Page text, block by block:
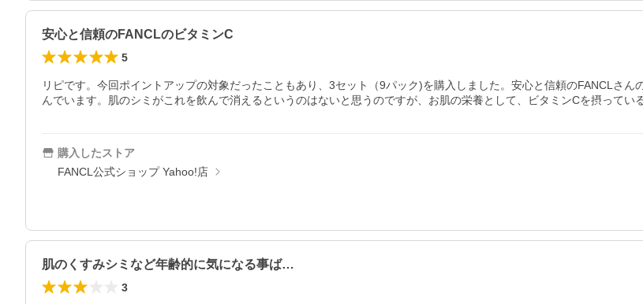
安心と信頼のFANCLのビタミンC
5
リピです。今回ポイントアップの対象だったこともあり、3セット（9パック)を購入しました。安心と信頼のFANCLさ
んでいます。肌のシミがこれを飲んで消えるというのはないと思うのですが、お肌の栄養として、ビタミンCを摂ってい
購入したストア
FANCL公式ショップ Yahoo!店
肌のくすみシミなど年齢的に気になる事ば…
3